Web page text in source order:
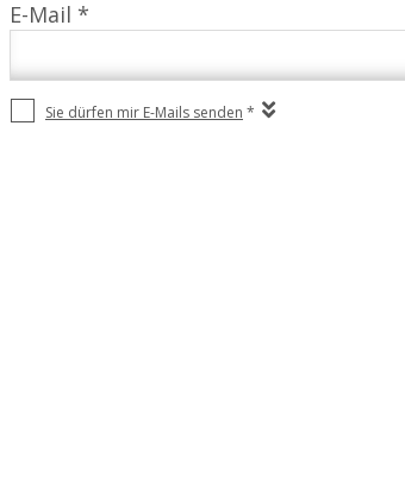
E-Mail *
Sie dürfen mir E-Mails senden *